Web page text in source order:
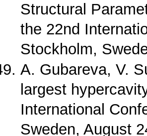
Structural
the 22nd
Stockholm,
A. Gubareva, V.
largest
International
Sweden, August